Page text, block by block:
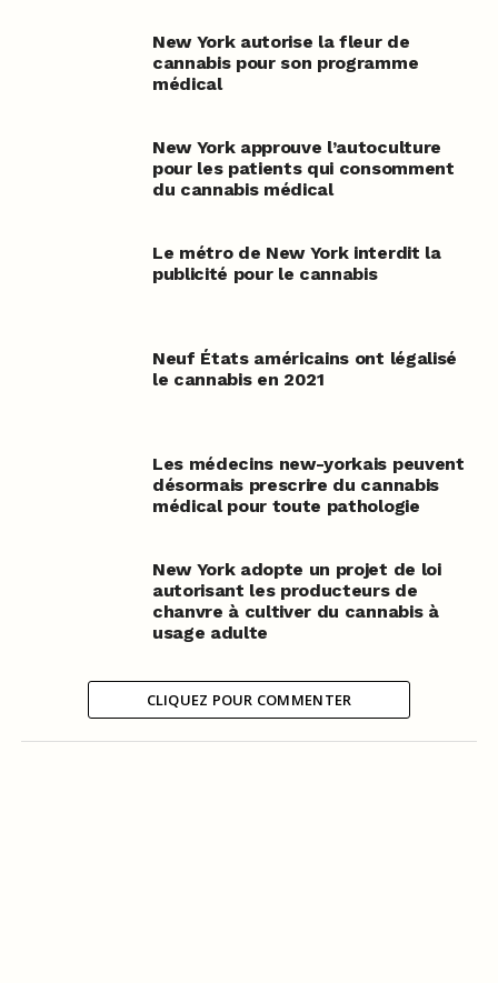
New York autorise la fleur de
cannabis pour son programme
médical
New York approuve l’autoculture
pour les patients qui consomment
du cannabis médical
Le métro de New York interdit la
publicité pour le cannabis
Neuf États américains ont légalisé
le cannabis en 2021
Les médecins new-yorkais peuvent
désormais prescrire du cannabis
médical pour toute pathologie
New York adopte un projet de loi
autorisant les producteurs de
chanvre à cultiver du cannabis à
usage adulte
CLIQUEZ POUR COMMENTER